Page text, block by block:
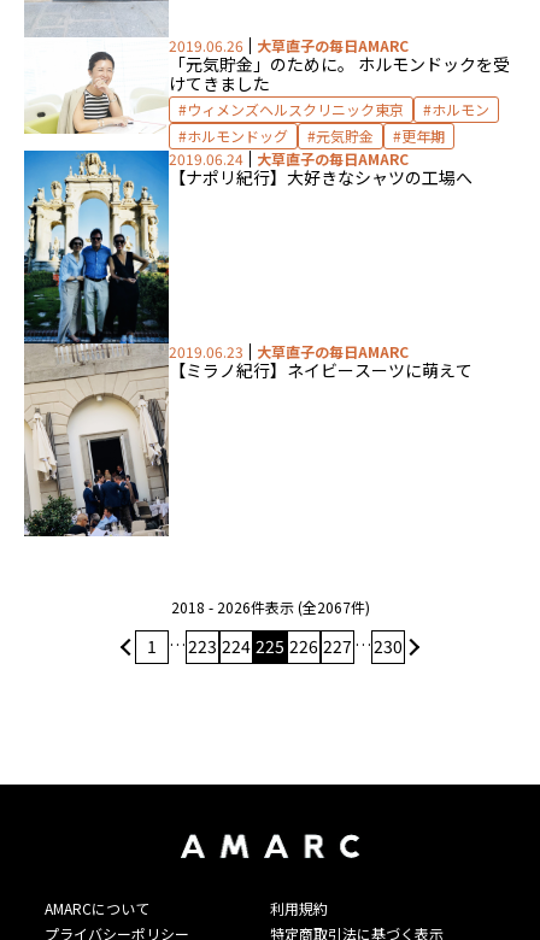
2019.06.26 大草直子の毎日AMARC
「元気貯金」のために。 ホルモンドックを受
けてきました
ウィメンズヘルスクリニック東京
ホルモン
ホルモンドッグ
元気貯金
更年期
2019.06.24
大草直子の毎日AMARC
【ナポリ紀行】大好きなシャツの工場へ
2019.06.23 大草直子の毎日AMARC
【ミラノ紀行】ネイビースーツに萌えて
2018 - 2026件表示 (全2067件)
1 …223 224 225 226 227…230
AMARCについて
利用規約
プライバシーポリシー
特定商取引法に基づく表示